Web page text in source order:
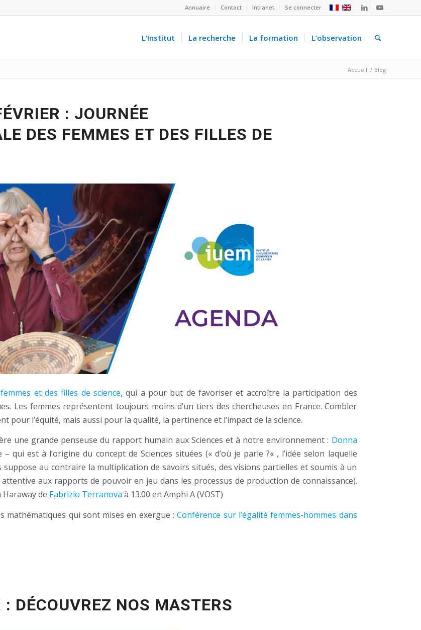
Annuaire Contact Intranet Se connecter
L’Institut La recherche La formation L’observation
Accueil / Blog
: JOURNÉE
DES FEMMES ET DES FILLES DE
et des filles de science, qui a pour but de favoriser et accroître la participation des
Les femmes représentent toujours moins d’un tiers des chercheuses en France. Combler
pour l’équité, mais aussi pour la qualité, la pertinence et l’impact de la science.
une grande penseuse du rapport humain aux Sciences et à notre environnement : Donna
qui est à l’origine du concept de Sciences situées (« d’où je parle ?« , l’idée selon laquelle
au contraire la multiplication de savoirs situés, des visions partielles et soumis à un
aux rapports de pouvoir en jeu dans les processus de production de connaissance).
de Fabrizio Terranova à 13.00 en Amphi A (VOST)
mathématiques qui sont mises en exergue :Conférence sur l’égalité femmes-hommes dans
: DÉCOUVREZ NOS MASTERS